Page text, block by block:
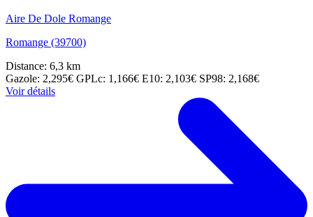
Aire De Dole Romange
Romange (39700)
Distance: 6,3 km
Gazole: 2,295€ GPLc: 1,166€ E10: 2,103€ SP98: 2,168€
Voir détails